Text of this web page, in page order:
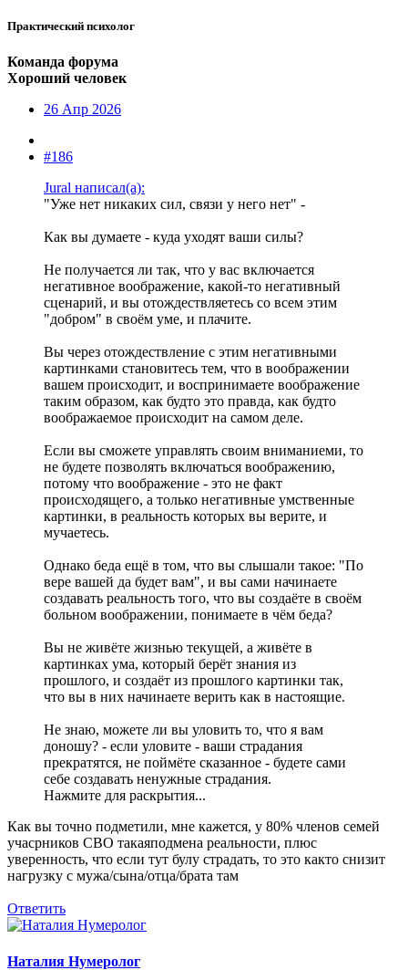
Практический психолог
Команда форума
Хороший человек
26 Апр 2026
#186
Jural написал(а):
"Уже нет никаких сил, связи у него нет" -
Как вы думаете - куда уходят ваши силы?
Не получается ли так, что у вас включается
негативное воображение, какой-то негативный
сценарий, и вы отождествляетесь со всем этим
"добром" в своём уме, и плачите.
Вы через отождествление с этим негативными
картинками становитесь тем, что в воображении
вашем происходит, и воспринимаете воображение
таким образом, как будто это правда, как будто
воображаемое происходит на самом деле.
Если вы сможете управлять своим вниманиеми, то
не будете позволять включаться воображению,
потому что воображение - это не факт
происходящего, а только негативные умственные
картинки, в реальность которых вы верите, и
мучаетесь.
Однако беда ещё в том, что вы слышали такое: "По
вере вашей да будет вам", и вы сами начинаете
создавать реальность того, что вы создаёте в своём
больном воображении, понимаете в чём беда?
Вы не живёте жизнью текущей, а живёте в
картинках ума, который берёт знания из
прошлого, и создаёт из прошлого картинки так,
что вы в них начинаете верить как в настоящие.
Не знаю, можете ли вы уловить то, что я вам
доношу? - если уловите - ваши страдания
прекратятся, не поймёте сказанное - будете сами
себе создавать ненужные страдания.
Нажмите для раскрытия...
Как вы точно подметили, мне кажется, у 80% членов семей
учасрников СВО такаяподмена реальности, плюс
уверенность, что если тут булу страдать, то это както снизит
нагрузку с мужа/сына/отца/брата там
Ответить
Наталия Нумеролог